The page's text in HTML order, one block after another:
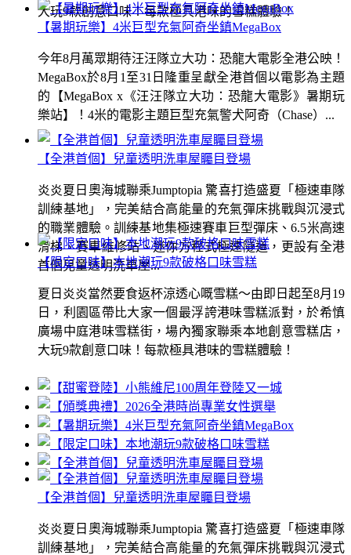
大玩9款創意口味！每款極具港味的雪糕體驗！
【全港首個】兒童透明洗車屋矚目登場
炎炎夏日奧海城聯乘Jumptopia 驚喜打造盛夏「極速車隊
訓練基地」，完美結合高能量的充氣彈床挑戰與沉浸式
的職業體驗。訓練基地集極速賽車巨型彈床、6.5米高速
滑梯、賽車維修站、迷你方程式極速隧道，更設有全港
首個兒童透明洗車屋...
【暑期玩樂】4米巨型充氣阿奇坐鎮MegaBox
今年8月萬眾期待汪汪隊立大功：恐龍大電影全港公映！
MegaBox於8月1至31日隆重呈獻全港首個以電影為主題
的【MegaBox x《汪汪隊立大功：恐龍大電影》暑期玩
樂站】！4米的電影主題巨型充氣警犬阿奇（Chase）...
【限定口味】本地潮玩9款破格口味雪糕
夏日炎炎當然要食返杯涼透心嘅雪糕～由即日起至8月19
日，利園區帶比大家一個最浮誇港味雪糕派對，於希慎
廣場中庭港味雪糕街，場內獨家聯乘本地創意雪糕店，
大玩9款創意口味！每款極具港味的雪糕體驗！
【全港首個】兒童透明洗車屋矚目登場
炎炎夏日奧海城聯乘Jumptopia 驚喜打造盛夏「極速車隊
訓練基地」，完美結合高能量的充氣彈床挑戰與沉浸式